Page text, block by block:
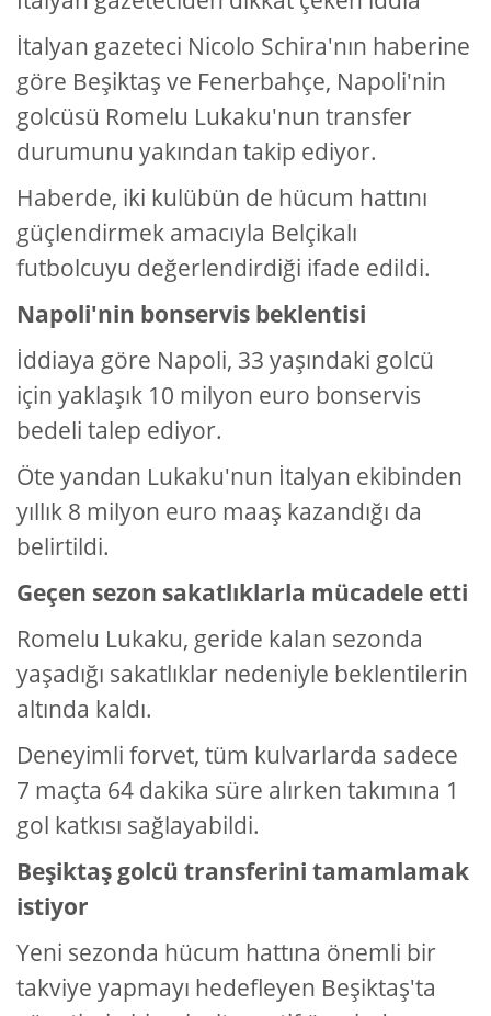
İtalyan gazeteci Nicolo Schira'nın haberine
göre Beşiktaş ve Fenerbahçe, Napoli'nin
golcüsü Romelu Lukaku'nun transfer
durumunu yakından takip ediyor.
Haberde, iki kulübün de hücum hattını
güçlendirmek amacıyla Belçikalı
futbolcuyu değerlendirdiği ifade edildi.
Napoli'nin bonservis beklentisi
İddiaya göre Napoli, 33 yaşındaki golcü
için yaklaşık 10 milyon euro bonservis
bedeli talep ediyor.
Öte yandan Lukaku'nun İtalyan ekibinden
yıllık 8 milyon euro maaş kazandığı da
belirtildi.
Geçen sezon sakatlıklarla mücadele etti
Romelu Lukaku, geride kalan sezonda
yaşadığı sakatlıklar nedeniyle beklentilerin
altında kaldı.
Deneyimli forvet, tüm kulvarlarda sadece
7 maçta 64 dakika süre alırken takımına 1
gol katkısı sağlayabildi.
Beşiktaş golcü transferini tamamlamak
istiyor
Yeni sezonda hücum hattına önemli bir
takviye yapmayı hedefleyen Beşiktaş'ta